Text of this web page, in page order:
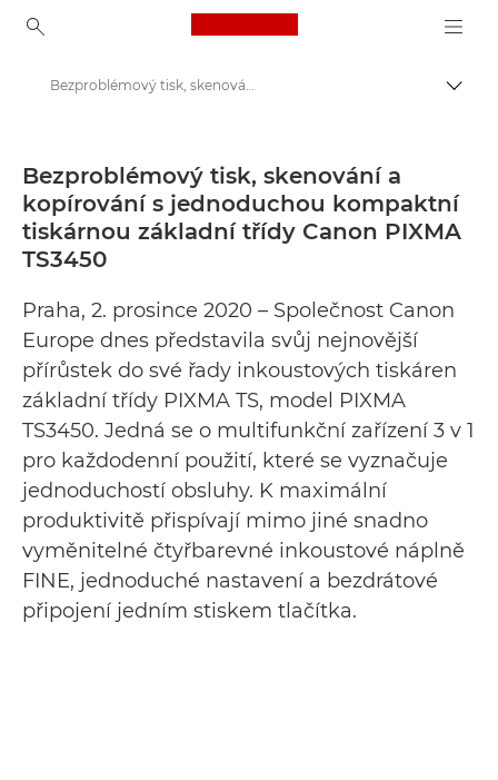
Canon Logo, back to
Tiskové centrum
Tiskové zprávy – tiskové centrum Canon
Bezproblémový tisk, skenování a kopírování s jednoduchou kompaktní tiskárnou základní třídy Canon PIXMA TS3450 - Tiskové centrum Canon
Bezproblémový tisk, skenování a
kopírování s jednoduchou kompaktní
tiskárnou základní třídy Canon PIXMA
TS3450
Praha, 2. prosince 2020 – Společnost Canon
Europe dnes představila svůj nejnovější
přírůstek do své řady inkoustových tiskáren
základní třídy PIXMA TS, model PIXMA
TS3450. Jedná se o multifunkční zařízení 3 v 1
pro každodenní použití, které se vyznačuje
jednoduchostí obsluhy. K maximální
produktivitě přispívají mimo jiné snadno
vyměnitelné čtyřbarevné inkoustové náplně
FINE, jednoduché nastavení a bezdrátové
připojení jedním stiskem tlačítka.